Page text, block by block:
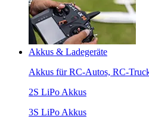
Akkus & Ladegeräte
Akkus für RC-Autos, RC-
2S LiPo Akkus
3S LiPo Akkus